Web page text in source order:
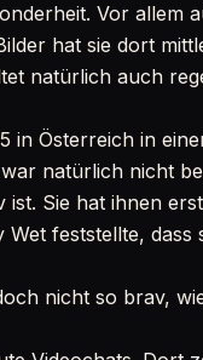
Vor
hat sie dort
natürlich auch
in Österreich in
natürlich nicht
Sie hat ihnen
feststellte,
nicht so brav,